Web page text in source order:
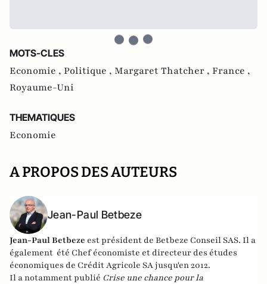
MOTS-CLES
Economie , Politique , Margaret Thatcher , France ,
Royaume-Uni
THEMATIQUES
Economie
A PROPOS DES AUTEURS
Jean-Paul Betbeze
Jean-Paul Betbeze est président de Betbeze Conseil SAS. Il a
également été Chef économiste et directeur des études
économiques de Crédit Agricole SA jusqu'en 2012.
Il a notamment publié Crise une chance pour la